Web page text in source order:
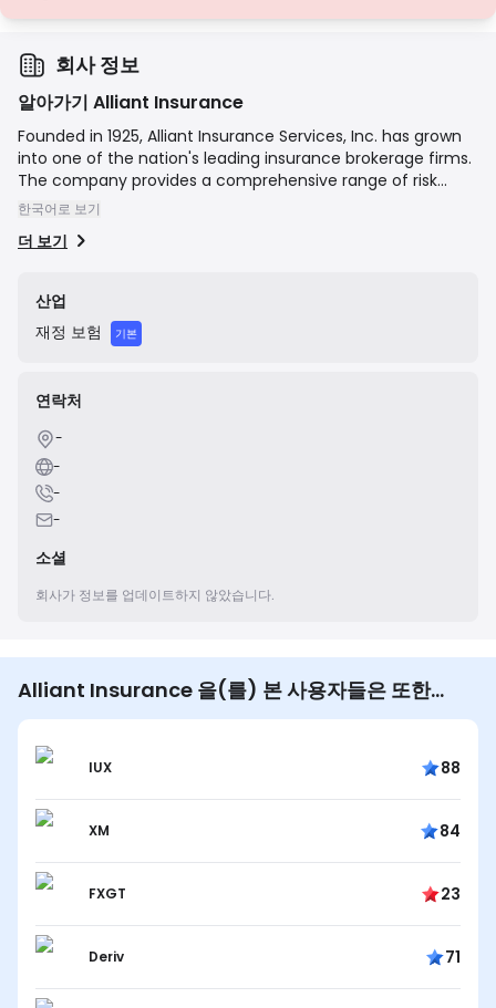
회사 정보
알아가기 Alliant Insurance
Founded in 1925, Alliant Insurance Services, Inc. has grown
into one of the nation's leading insurance brokerage firms.
The company provides a comprehensive range of risk
management, insurance, and consulting services,
benefits, underwriting solutions, and specialty programs for
foundation of deep industry expertise, strong carrier
relationships, and a commitment to client advocacy,
aiming to provide innovative and customized solutions to
한국어로 보기
더 보기
산업
재정 보험 기본
연락처
-
-
-
-
소셜
회사가 정보를 업데이트하지 않았습니다.
Alliant Insurance 을(를) 본 사용자들은 또한…
IUX 88
XM 84
FXGT 23
Deriv 71